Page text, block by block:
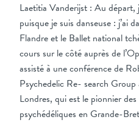
Laetitia Vanderijst : Au
puisque je suis danseuse : j’ai
Flandre et le Ballet national
cours sur le côté auprès de
assisté à une conférence de
Psychedelic Re- search Group
Londres, qui est le pionnier
psychédéliques en Grande-